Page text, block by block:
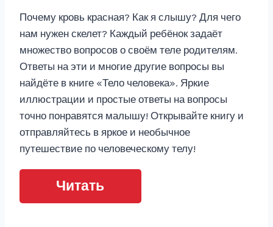
Почему кровь красная? Как я слышу? Для чего
нам нужен скелет? Каждый ребёнок задаёт
множество вопросов о своём теле родителям.
Ответы на эти и многие другие вопросы вы
найдёте в книге «Тело человека». Яркие
иллюстрации и простые ответы на вопросы
точно понравятся малышу! Открывайте книгу и
отправляйтесь в яркое и необычное
путешествие по человеческому телу!
Читать